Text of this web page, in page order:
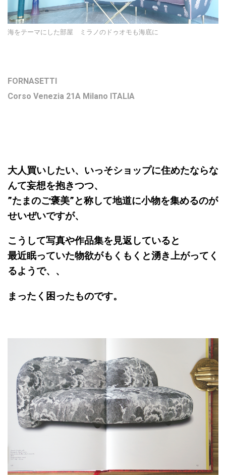
海をテーマにした部屋 ミラノのドゥオモも海底に
FORNASETTI
Corso Venezia 21A Milano ITALIA
大人買いしたい、いっそショップに住めたならな
んて妄想を抱きつつ、
”たまのご褒美”と称して地道に小物を集めるのが
せいぜいですが、
こうして写真や作品集を見返していると
最近眠っていた物欲がもくもくと湧き上がってく
るようで、、
まったく困ったものです。